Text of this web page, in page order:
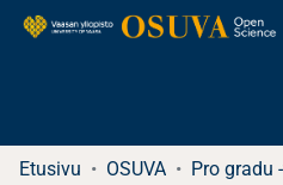
Etusivu OSUVA